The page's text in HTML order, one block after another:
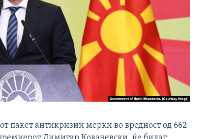
пакет антикризни мерки во вредност од 662